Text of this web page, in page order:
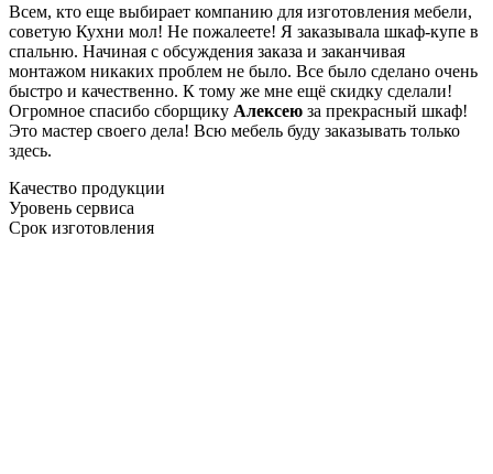
Всем, кто еще выбирает компанию для изготовления мебели,
советую Кухни мол! Не пожалеете! Я заказывала шкаф-купе в
спальню. Начиная с обсуждения заказа и заканчивая
монтажом никаких проблем не было. Все было сделано очень
быстро и качественно. К тому же мне ещё скидку сделали!
Огромное спасибо сборщику Алексею за прекрасный шкаф!
Это мастер своего дела! Всю мебель буду заказывать только
здесь.
Качество продукции
Уровень сервиса
Срок изготовления